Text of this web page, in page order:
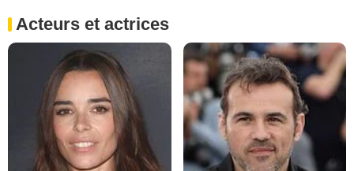
Acteurs et actrices